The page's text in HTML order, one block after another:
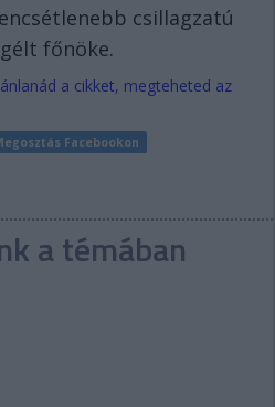
csillagzatú
főnöke.
a cikket, megteheted az
Facebookon
a témában